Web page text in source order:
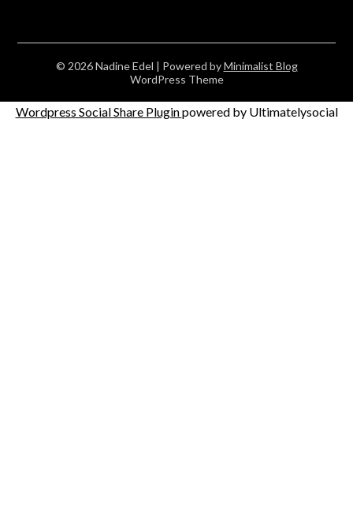
© 2026 Nadine Edel | Powered byMinimalist Blog
WordPress Theme
Wordpress Social Share Pluginpowered by Ultimatelysocial